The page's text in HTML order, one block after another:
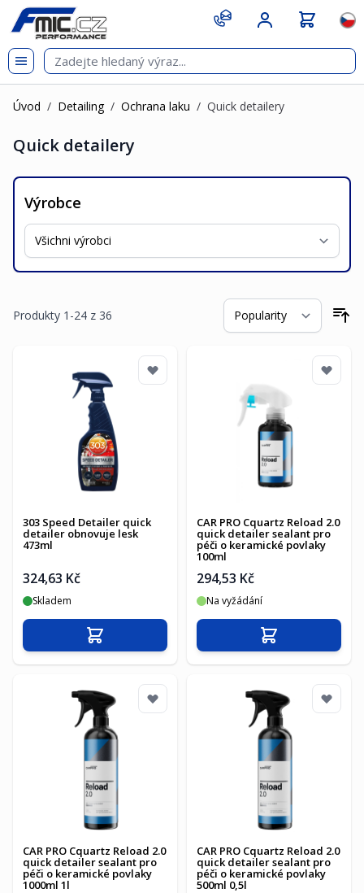
Přejít na obsah
git s
Úvod / Detailing / Ochrana laku / Quick detailery
Quick detailery
Výrobce
Produkty 1 -24 z 36
303 Speed Detailer quick
detailer obnovuje lesk
473ml
324,63 Kč
Skladem
Přidat do košíku
CAR PRO Cquartz Reload 2.0
quick detailer sealant pro
péči o keramické povlaky
100ml
294,53 Kč
Na vyžádání
Přidat do košíku
CAR PRO Cquartz Reload 2.0
quick detailer sealant pro
péči o keramické povlaky
1000ml 1l
CAR PRO Cquartz Reload 2.0
quick detailer sealant pro
péči o keramické povlaky
500ml 0,5l